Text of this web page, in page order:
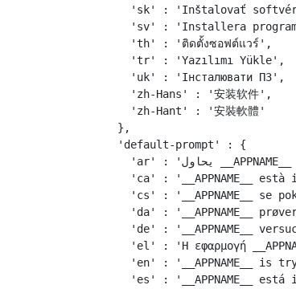
'sk' : 'Inštalovať
'sv' : 'Installera
    'th' : 'ติดตั้งซอฟต์แวร์',
    'tr' : 'Yazılımı Yükle',
    'uk' : 'Інсталювати ПЗ',
    'zh-Hans' : '安装软件',
    'zh-Hant' : '安裝軟體'
  },
  'default-prompt' : {
    'ar' : 'يحاول __APPNAME__ تثبيت البرنامج الموّفَر من Apple.',
'ca' : '__APPNAME__ està
'cs' : '__APPNAME__ se
'da' : '__APPNAME__
'de' : '__APPNAME__
'el' : 'Η εφαρμογή
'en' : '__APPNAME__ is
'es' : '__APPNAME__ está